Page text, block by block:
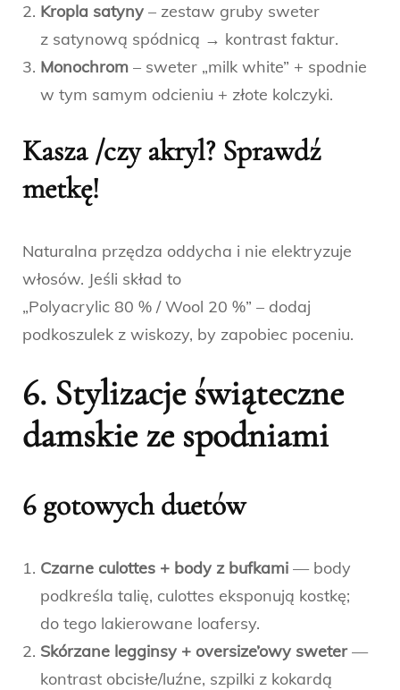
Kropla satyny – zestaw gruby sweter
z satynową spódnicą → kontrast faktur.
Monochrom – sweter „milk white” + spodnie
w tym samym odcieniu + złote kolczyki.
Kasza /czy akryl? Sprawdź
metkę!
Naturalna przędza oddycha i nie elektryzuje
włosów. Jeśli skład to
„Polyacrylic 80 % / Wool 20 %” – dodaj
podkoszulek z wiskozy, by zapobiec poceniu.
6. Stylizacje świąteczne
damskieze spodniami
6 gotowych duetów
Czarne culottes + body z bufkami — body
podkreśla talię, culottes eksponują kostkę;
do tego lakierowane loafersy.
Skórzane legginsy + oversize’owy sweter—
kontrast obcisłe/luźne, szpilki z kokardą